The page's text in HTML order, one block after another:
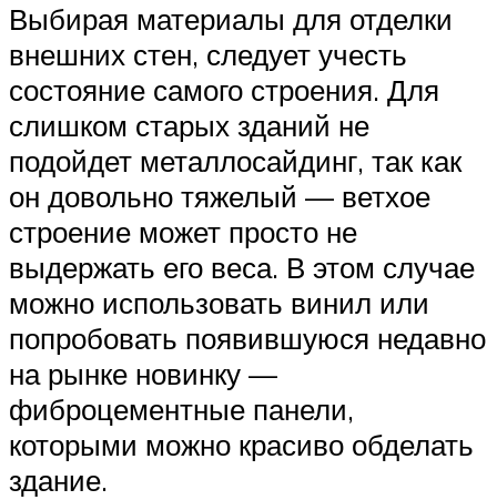
Выбирая материалы для отделки
внешних стен, следует учесть
состояние самого строения. Для
слишком старых зданий не
подойдет металлосайдинг, так как
он довольно тяжелый — ветхое
строение может просто не
выдержать его веса. В этом случае
можно использовать винил или
попробовать появившуюся недавно
на рынке новинку —
фиброцементные панели,
которыми можно красиво обделать
здание.